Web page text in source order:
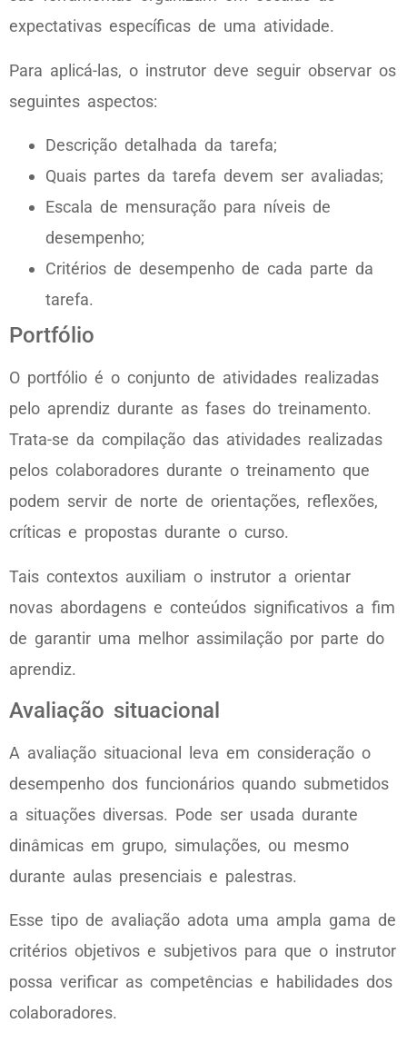
expectativas específicas de uma atividade.
Para aplicá-las, o instrutor deve seguir observar os
seguintes aspectos:
Descrição detalhada da tarefa;
Quais partes da tarefa devem ser avaliadas;
Escala de mensuração para níveis de
desempenho;
Critérios de desempenho de cada parte da
tarefa.
Portfólio
O portfólio é o conjunto de atividades realizadas
pelo aprendiz durante as fases do treinamento.
Trata-se da compilação das atividades realizadas
pelos colaboradores durante o treinamento que
podem servir de norte de orientações, reflexões,
críticas e propostas durante o curso.
Tais contextos auxiliam o instrutor a orientar
novas abordagens e conteúdos significativos a fim
de garantir uma melhor assimilação por parte do
aprendiz.
Avaliação situacional
A avaliação situacional leva em consideração o
desempenho dos funcionários quando submetidos
a situações diversas. Pode ser usada durante
dinâmicas em grupo, simulações, ou mesmo
durante aulas presenciais e palestras.
Esse tipo de avaliação adota uma ampla gama de
critérios objetivos e subjetivos para que o instrutor
possa verificar as competências e habilidades dos
colaboradores.